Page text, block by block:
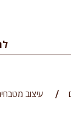
עיצוב